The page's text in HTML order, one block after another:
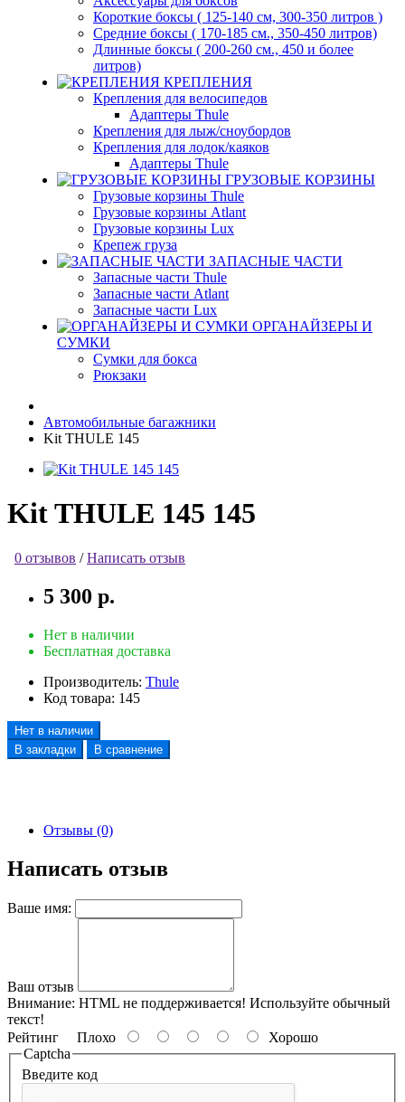
Короткие боксы ( 125-140 см, 300-350 литров )
Средние боксы ( 170-185 см., 350-450 литров)
Длинные боксы ( 200-260 см., 450 и более
литров)
КРЕПЛЕНИЯ
Крепления для велосипедов
Адаптеры Thule
Крепления для лыж/сноубордов
Крепления для лодок/каяков
Адаптеры Thule
ГРУЗОВЫЕ КОРЗИНЫ
Грузовые корзины Thule
Грузовые корзины Atlant
Грузовые корзины Lux
Крепеж груза
ЗАПАСНЫЕ ЧАСТИ
Запасные части Thule
Запасные части Atlant
Запасные части Lux
ОРГАНАЙЗЕРЫ И
СУМКИ
Сумки для бокса
Рюкзаки
Автомобильные багажники
Kit THULE 145
Kit THULE 145 145
0 отзывов /Написать отзыв
5 300 р.
Нет в наличии
Бесплатная доставка
Производитель: Thule
Код товара: 145
Нет в наличии
В закладки
В сравнение
Отзывы (0)
Написать отзыв
Ваше имя:
Ваш отзыв
Внимание: HTML не поддерживается! Используйте обычный
текст!
Рейтинг Плохо
Хорошо
Captcha
Введите код